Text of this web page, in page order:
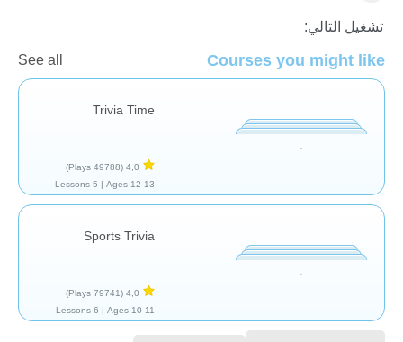
تشغيل التالي:
Courses you might like
See all
Trivia Time
4,0
(49788 Plays)
Ages 12-13 |
5 Lessons
Sports Trivia
4,0
(79741 Plays)
Ages 10-11 |
6 Lessons